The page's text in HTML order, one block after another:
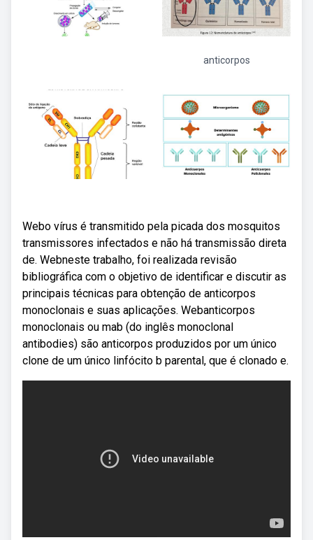
anticorpos
Webo vírus é transmitido pela picada dos mosquitos
transmissores infectados e não há transmissão direta
de. Webneste trabalho, foi realizada revisão
bibliográfica com o objetivo de identificar e discutir as
principais técnicas para obtenção de anticorpos
monoclonais e suas aplicações. Webanticorpos
monoclonais ou mab (do inglês monoclonal
antibodies) são anticorpos produzidos por um único
clone de um único linfócito b parental, que é clonado e.